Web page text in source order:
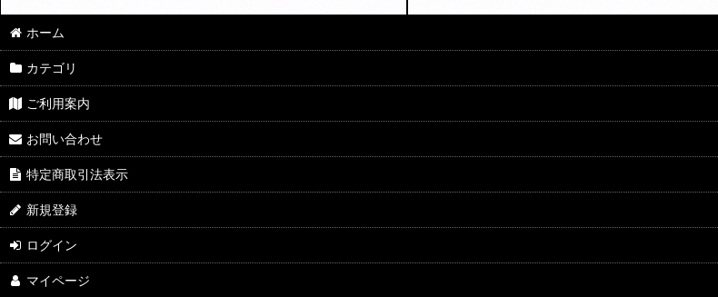
ホーム
カテゴリ
ご利用案内
お問い合わせ
特定商取引法表示
新規登録
ログイン
マイページ